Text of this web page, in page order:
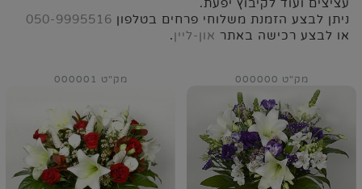
עציצים ועוד לקיבוץ יפעת.
ניתן לבצע הזמנת משלוחי פרחים בטלפון 050-9995516
או לבצע רכישה באתר און-ליין.
מק"ט 000000 מק"ט 000001